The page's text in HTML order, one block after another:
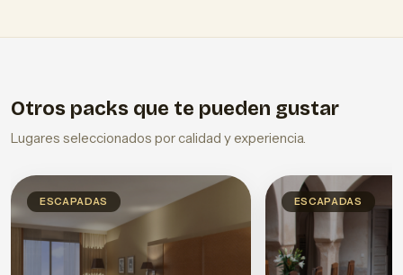
Otros packs que te pueden gustar
Lugares seleccionados por calidad y experiencia.
ESCAPADAS ESCAPADAS